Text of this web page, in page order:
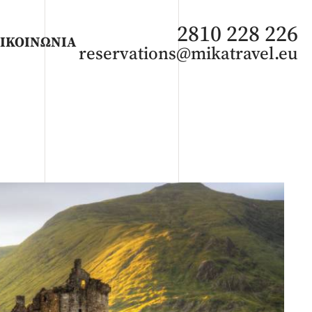
Άνοιξη 2027 Καλοκαίρι 2026
ΑΦΡΙΚΗ
2810 228 226
reservations@mikatravel.eu